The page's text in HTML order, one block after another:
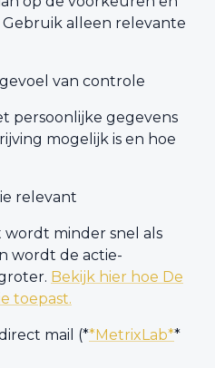
Gebruik alleen relevante
van controle
persoonlijke gegevens
mogelijk is en hoe
relevant
minder snel als
wordt de actie-
Bekijk hier hoe De
toepast.
mail (**MetrixLab**